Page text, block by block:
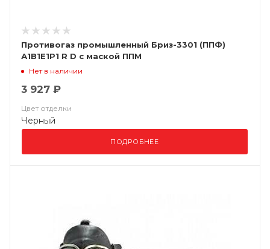
Противогаз промышленный Бриз-3301 (ППФ)
А1В1Е1Р1 R D с маской ППМ
Нет в наличии
3 927 ₽
Цвет отделки
Черный
ПОДРОБНЕЕ